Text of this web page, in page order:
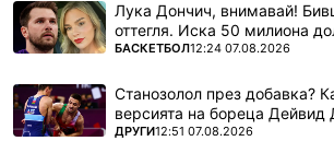
Лука Дончич, внимавай!
оттегля. Иска 50 милиона
ПОВЕЧЕ ОТ
БАСКЕТБОЛ12:24 07.08.2026
Станозолол през добавка?
версията на бореца Дейвид
ПОВЕЧЕ ОТ
ДРУГИ12:51 07.08.2026